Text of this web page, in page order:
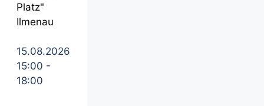
Platz"
Ilmenau
15.08.2026
15:00 -
18:00